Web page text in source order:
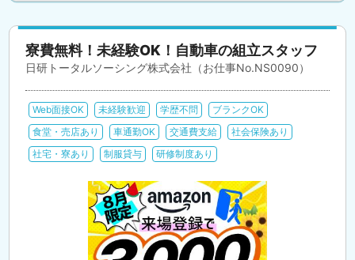
寮費無料！未経験OK！自動車の組立スタッフ
日研トータルソーシング株式会社（お仕事No.NS0090）
Web面接OK 未経験歓迎 学歴不問
ブランクOK
食堂・売店あり
車通勤OK 交通費支給
社会保険あり
社宅・寮あり
制服貸与 研修制度あり